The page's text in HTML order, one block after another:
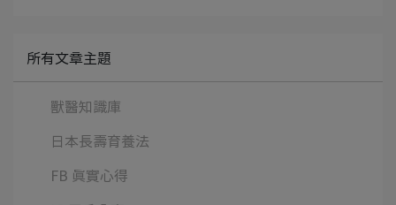
所有文章主題
獸醫知識庫
日本長壽育養法
FB 真實心得